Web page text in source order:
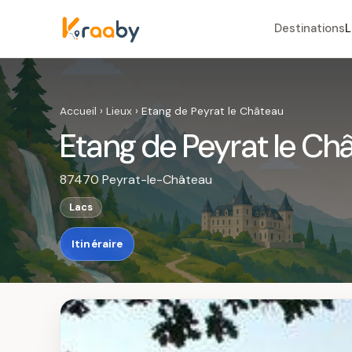
Destinations
Accueil › Lieux › Etang de Peyrat le Château
Etang de Peyrat le
87470 Peyrat-le-Château
Lacs
Itinéraire